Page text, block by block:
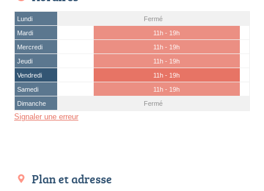
Lundi
Fermé
Mardi
11h - 19h
Mercredi
11h - 19h
Jeudi
11h - 19h
Vendredi
11h - 19h
Samedi
11h - 19h
Dimanche
Fermé
Signaler une erreur
Plan et adresse